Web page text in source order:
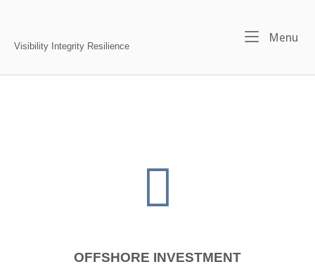
Visibility Integrity Resilience
Menu
OFFSHORE INVESTMENT